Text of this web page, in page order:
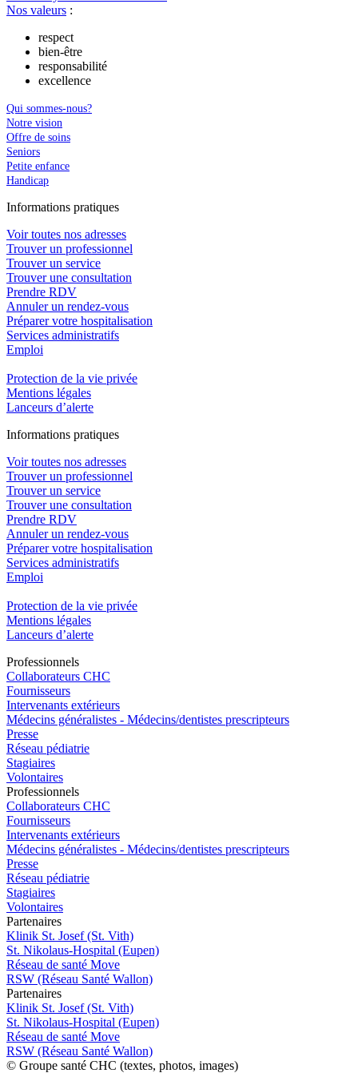
Nos valeurs :
respect
bien-être
responsabilité
excellence
Qui sommes-nous?
Notre vision
Offre de soins
Seniors
Petite enfance
Handicap
Informations pratiques
Voir toutes nos adresses
Trouver un professionnel
Trouver un service
Trouver une consultation
Prendre RDV
Annuler un rendez-vous
Préparer votre hospitalisation
Services administratifs
Emploi​
Protection de la vie privée
Mentions légales
Lanceurs d’alerte
Informations pratiques
Voir toutes nos adresses
Trouver un professionnel
Trouver un service
Trouver une consultation
Prendre RDV
Annuler un rendez-vous
Préparer votre hospitalisation
Services administratifs
Emploi​
Protection de la vie privée
Mentions légales
Lanceurs d’alerte
Professionnels
Collaborateurs CHC
Fournisseurs
Intervenants extérieurs
Médecins généralistes - Médecins/dentistes prescripteurs
Presse
Réseau pédiatrie
Stagiaires
Volontaires
Professionnels
Collaborateurs CHC
Fournisseurs
Intervenants extérieurs
Médecins généralistes - Médecins/dentistes prescripteurs
Presse
Réseau pédiatrie
Stagiaires
Volontaires
Partenaires
Klinik St. Josef (St. Vith)
St. Nikolaus-Hospital (Eupen)
Réseau de santé Move
RSW (Réseau Santé Wallon)
Partenaires
Klinik St. Josef (St. Vith)
St. Nikolaus-Hospital (Eupen)
Réseau de santé Move
RSW (Réseau Santé Wallon)
© Groupe santé CHC (textes, photos, images)